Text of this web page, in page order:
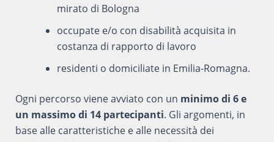
mirato di Bologna
occupate e/o con disabilità acquisita in
costanza di rapporto di lavoro
residenti o domiciliate in Emilia-Romagna.
Ogni percorso viene avviato con un minimo di 6 e
un massimo di 14 partecipanti. Gli argomenti, in
base alle caratteristiche e alle necessità dei